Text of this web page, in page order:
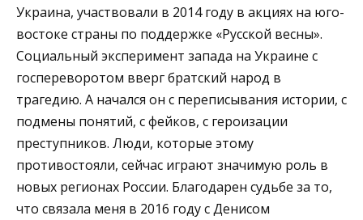
Украина, участвовали в 2014 году в акциях на юго-
востоке страны по поддержке «Русской весны».
Социальный эксперимент запада на Украине с
госпереворотом вверг братский народ в
трагедию. А начался он с переписывания истории, с
подмены понятий, с фейков, с героизации
преступников. Люди, которые этому
противостояли, сейчас играют значимую роль в
новых регионах России. Благодарен судьбе за то,
что связала меня в 2016 году с Денисом